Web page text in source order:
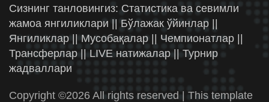
Сизнинг танловингиз: Статистика ва севимли
жамоа янгиликлари || Бўлажак ўйинлар ||
Янгиликлар || Мусобақалар || Чемпионатлар ||
Трансферлар || LIVE натижалар || Турнир
жадваллари
Copyright ©2026 All rights reserved | This template